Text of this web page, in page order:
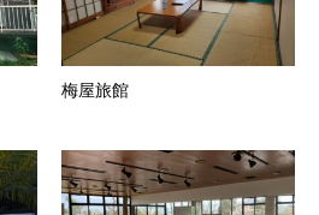
梅屋旅館